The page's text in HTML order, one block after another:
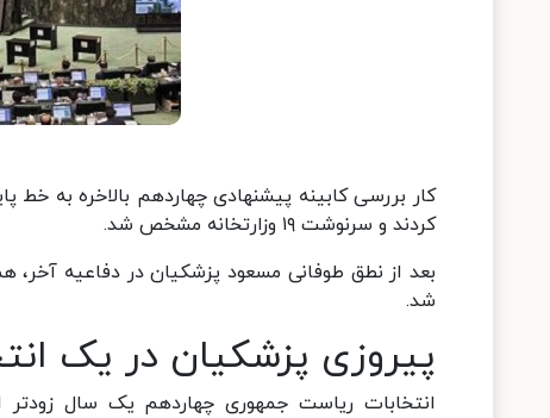
کار بررسی کابینه پیشنهادی چهاردهم بالاخره به خط
کردند و سرنوشت ۱۹ وزارتخانه مشخص شد.
شد.
پیروزی پزشکیان در یک
انتخابات ریاست جمهوری چهاردهم یک سال